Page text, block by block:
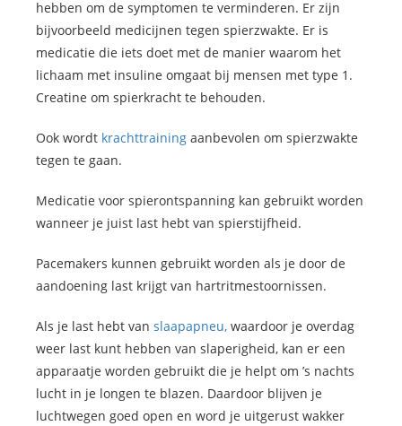
hebben om de symptomen te verminderen. Er zijn
bijvoorbeeld medicijnen tegen spierzwakte. Er is
medicatie die iets doet met de manier waarom het
lichaam met insuline omgaat bij mensen met type 1.
Creatine om spierkracht te behouden.
Ook wordt krachttraining aanbevolen om spierzwakte
tegen te gaan.
Medicatie voor spierontspanning kan gebruikt worden
wanneer je juist last hebt van spierstijfheid.
Pacemakers kunnen gebruikt worden als je door de
aandoening last krijgt van hartritmestoornissen.
Als je last hebt van slaapapneu, waardoor je overdag
weer last kunt hebben van slaperigheid, kan er een
apparaatje worden gebruikt die je helpt om ’s nachts
lucht in je longen te blazen. Daardoor blijven je
luchtwegen goed open en word je uitgerust wakker